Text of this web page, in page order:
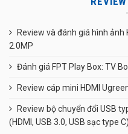
Review và đánh giá hình ảnh
2.0MP
Đánh giá FPT Play Box: TV
Review cáp mini HDMI
Review bộ chuyển đổi USB
(HDMI, USB 3.0, USB sạc type C)